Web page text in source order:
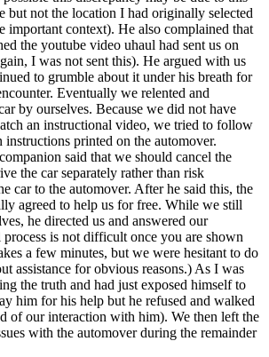
but not the location I had originally selected
important context). He also complained that
the youtube video uhaul had sent us on
I was not sent this). He argued with us
to grumble about it under his breath for
Eventually we relented and
by ourselves. Because we did not have
an instructional video, we tried to follow
printed on the automover.
said that we should cancel the
the car separately rather than risk
car to the automover. After he said this, the
agreed to help us for free. While we still
he directed us and answered our
process is not difficult once you are shown
a few minutes, but we were hesitant to do
assistance for obvious reasons.) As I was
the truth and had just exposed himself to
him for his help but he refused and walked
of our interaction with him). We then left the
with the automover during the remainder